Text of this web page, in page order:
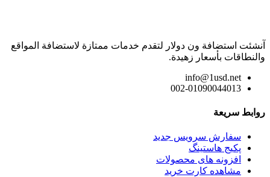
آنشئت استضافة ون دولار لتقدم خدمات ممتازة لاستضافة المواقع
والنطاقات بأسعار زهيدة.
info@1usd.net
002-01090044013
روابط سريعة
سفارش سرویس جدید
پکیج هاستینگ
افزونه های محصولات
مشاهده کارت خرید